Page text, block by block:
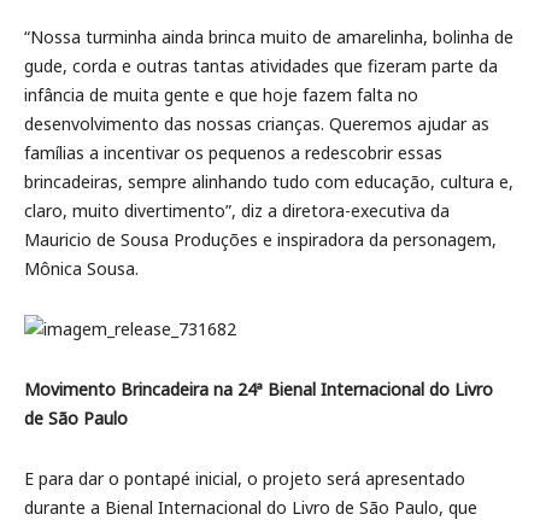
“Nossa turminha ainda brinca muito de amarelinha, bolinha de
gude, corda e outras tantas atividades que fizeram parte da
infância de muita gente e que hoje fazem falta no
desenvolvimento das nossas crianças. Queremos ajudar as
famílias a incentivar os pequenos a redescobrir essas
brincadeiras, sempre alinhando tudo com educação, cultura e,
claro, muito divertimento”, diz a diretora-executiva da
Mauricio de Sousa Produções e inspiradora da personagem,
Mônica Sousa.
Movimento Brincadeira na 24ª Bienal Internacional do Livro
de São Paulo
E para dar o pontapé inicial, o projeto será apresentado
durante a Bienal Internacional do Livro de São Paulo, que